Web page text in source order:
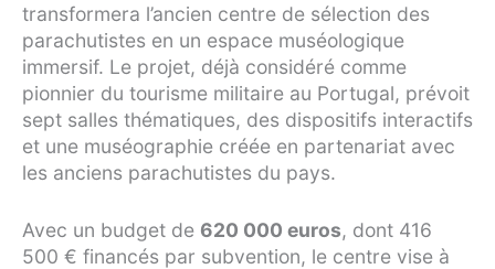
transformera l’ancien centre de sélection des
parachutistes en un espace muséologique
immersif. Le projet, déjà considéré comme
pionnier du tourisme militaire au Portugal, prévoit
sept salles thématiques, des dispositifs interactifs
et une muséographie créée en partenariat avec
les anciens parachutistes du pays.
Avec un budget de 620 000 euros, dont 416
500 € financés par subvention, le centre vise à